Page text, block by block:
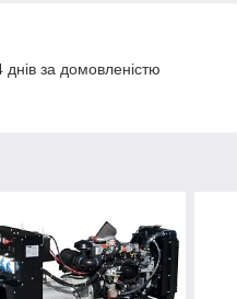
за домовленістю